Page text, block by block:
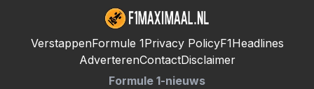
VerstappenFormule 1Privacy PolicyF1Headlines
AdverterenContactDisclaimer
Formule 1-nieuws